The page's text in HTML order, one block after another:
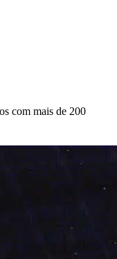
com mais de 200